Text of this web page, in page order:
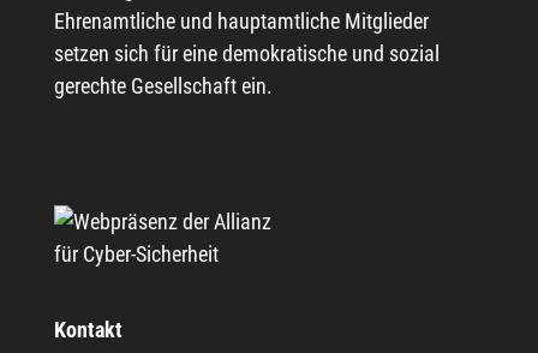
Ehrenamtliche und hauptamtliche Mitglieder
setzen sich für eine demokratische und sozial
gerechte Gesellschaft ein.
Kontakt